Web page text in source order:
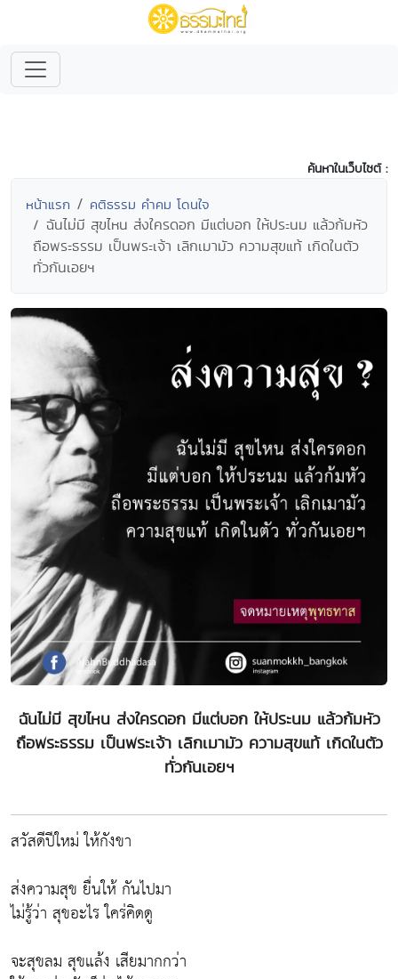
ค้นหาในเว็บไซต์ :
หน้าแรก คติธรรม คำคม โดนใจ
ฉันไม่มี สุขไหน ส่งใครดอก มีแต่บอก ให้ประนม แล้วก้มหัว
ถือพระธรรม เป็นพระเจ้า เลิกเมามัว ความสุขแท้ เกิดในตัว
ทั่วกันเอยฯ
ฉันไม่มี สุขไหน ส่งใครดอก มีแต่บอก ให้ประนม แล้วก้มหัว
ถือพระธรรม เป็นพระเจ้า เลิกเมามัว ความสุขแท้ เกิดในตัว
ทั่วกันเอยฯ
สวัสดีปีใหม่ ให้กังขา
ส่งความสุข ยื่นให้ กันไปมา
ไม่รู้ว่า สุขอะไร ใคร่คิดดู
จะสุขลม สุขแล้ง เสียมากกว่า